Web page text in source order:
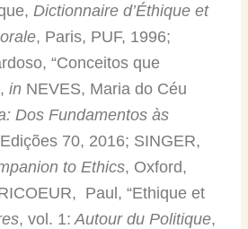
Dictionnaire d’Éthique et
, Paris, PUF, 1996;
“Conceitos que
in NEVES, Maria do Céu
Dos Fundamentos às
70, 2016; SINGER,
to Ethics, Oxford,
Paul, “Ethique et
, vol. 1: Autour du Politique,